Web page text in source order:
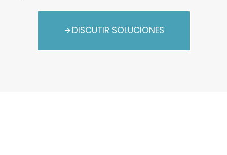
DISCUTIR SOLUCIONES